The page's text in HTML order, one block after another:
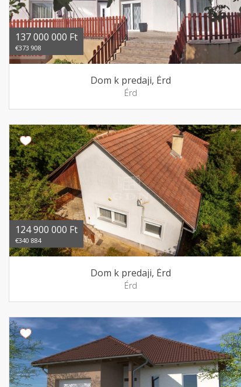
137 000 000 Ft
€373 908
Dom k predaji, Érd
Érd
124 900 000 Ft
€340 884
Dom k predaji, Érd
Érd